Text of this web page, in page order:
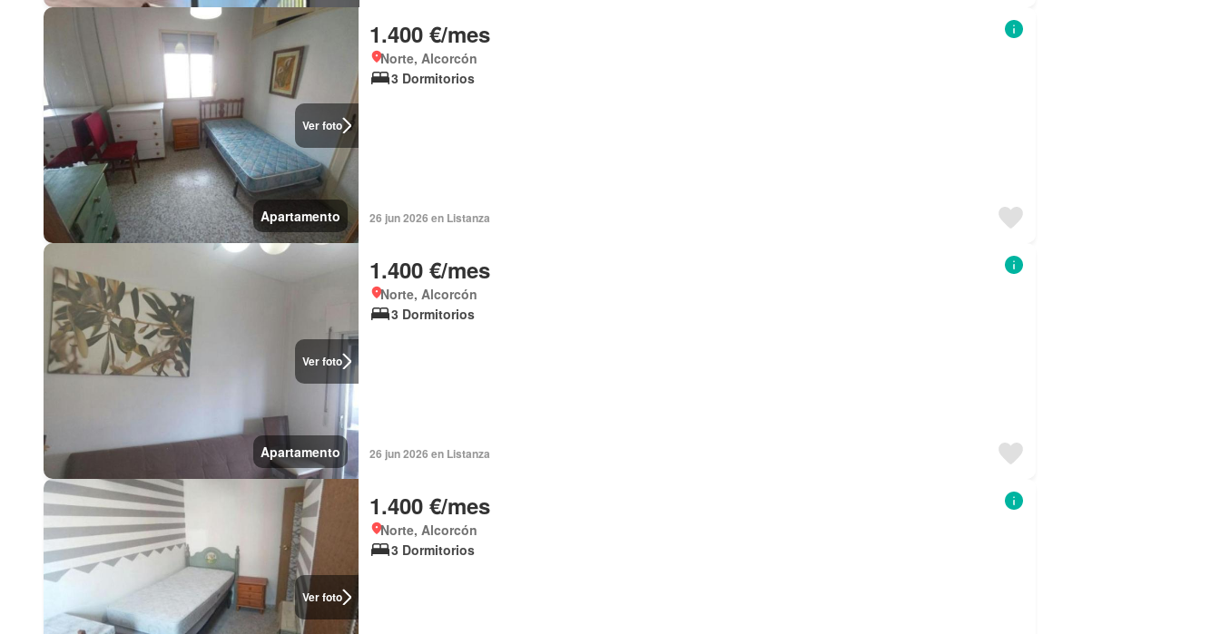
Ver foto
Apartamento
1.400 €/mes
Norte, Alcorcón
3 Dormitorios
26 jun 2026 en Listanza
Ver foto
Apartamento
1.400 €/mes
Norte, Alcorcón
3 Dormitorios
26 jun 2026 en Listanza
Ver foto
1.400 €/mes
Norte, Alcorcón
3 Dormitorios